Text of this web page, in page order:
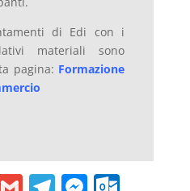
di Edi con i
materiali sono
pagina: Formazione